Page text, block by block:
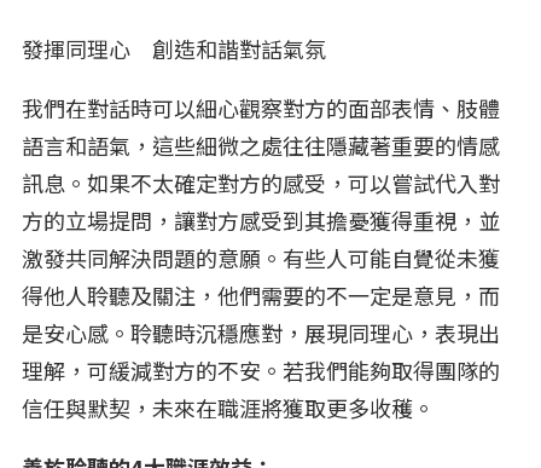
發揮同理心 創造和諧對話氣氛
我們在對話時可以細心觀察對方的面部表情、肢體
語言和語氣，這些細微之處往往隱藏著重要的情感
訊息。如果不太確定對方的感受，可以嘗試代入對
方的立場提問，讓對方感受到其擔憂獲得重視，並
激發共同解決問題的意願。有些人可能自覺從未獲
得他人聆聽及關注，他們需要的不一定是意見，而
是安心感。聆聽時沉穩應對，展現同理心，表現出
理解，可緩減對方的不安。若我們能夠取得團隊的
信任與默契，未來在職涯將獲取更多收穫。